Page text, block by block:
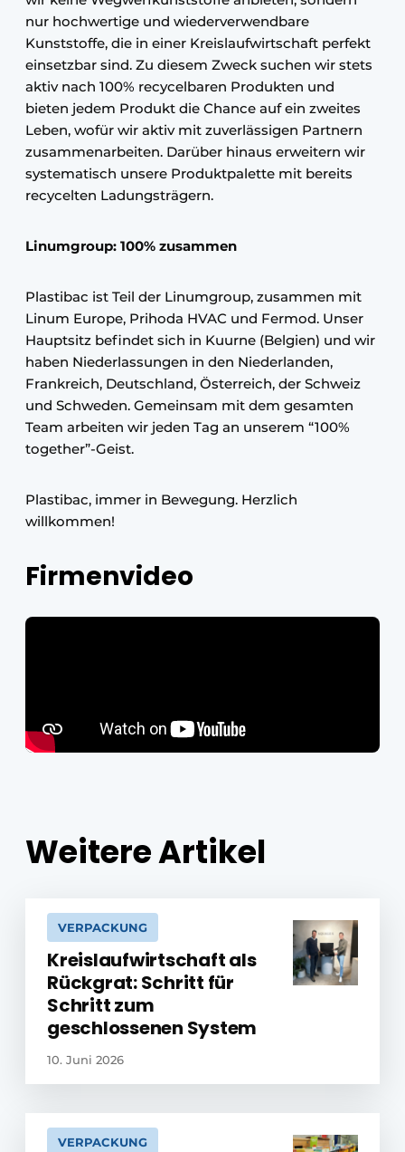
nur hochwertige und wiederverwendbare
Kunststoffe, die in einer Kreislaufwirtschaft perfekt
einsetzbar sind. Zu diesem Zweck suchen wir stets
aktiv nach 100% recycelbaren Produkten und
bieten jedem Produkt die Chance auf ein zweites
Leben, wofür wir aktiv mit zuverlässigen Partnern
zusammenarbeiten. Darüber hinaus erweitern wir
systematisch unsere Produktpalette mit bereits
recycelten Ladungsträgern.
Linumgroup: 100% zusammen
Plastibac ist Teil der Linumgroup, zusammen mit
Linum Europe, Prihoda HVAC und Fermod. Unser
Hauptsitz befindet sich in Kuurne (Belgien) und wir
haben Niederlassungen in den Niederlanden,
Frankreich, Deutschland, Österreich, der Schweiz
und Schweden. Gemeinsam mit dem gesamten
Team arbeiten wir jeden Tag an unserem “100%
together”-Geist.
Plastibac, immer in Bewegung. Herzlich
willkommen!
Firmenvideo
Weitere Artikel
VERPACKUNG
Kreislaufwirtschaft als
Rückgrat: Schritt für
Schritt zum
geschlossenen System
10. Juni 2026
VERPACKUNG